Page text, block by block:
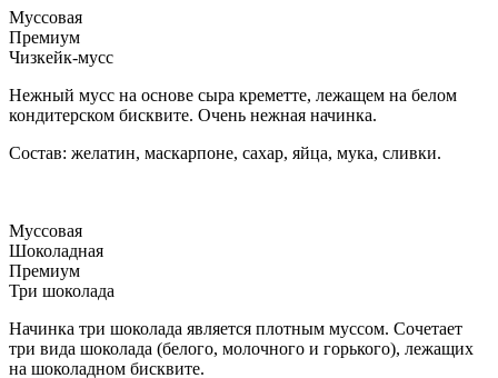
Муссовая
Премиум
Чизкейк-мусс
Нежный мусс на основе сыра креметте, лежащем на белом
кондитерском бисквите. Очень нежная начинка.
Состав: желатин, маскарпоне, сахар, яйца, мука, сливки.
Муссовая
Шоколадная
Премиум
Три шоколада
Начинка три шоколада является плотным муссом. Сочетает
три вида шоколада (белого, молочного и горького), лежащих
на шоколадном бисквите.